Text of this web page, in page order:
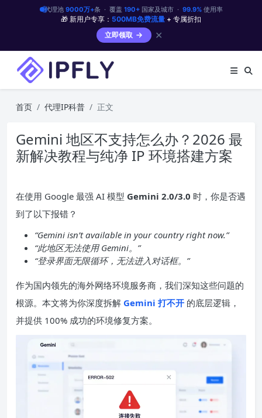
代理池 9000万+条 · 覆盖 190+国家及城市 · 99.9%使用率
🎁 新用户专享： 500MB免费流量 + 专属折扣
立即领取
✕
首页 代理IP科普 正文
Gemini 地区不支持怎么办？2026 最
新解决教程与纯净 IP 环境搭建方案
在使用 Google 最强 AI 模型 Gemini 2.0/3.0 时，你是否遇
到了以下报错？
“Gemini isn’t available in your country right now.”
“此地区无法使用 Gemini。”
“登录界面无限循环，无法进入对话框。”
作为国内领先的海外网络环境服务商，我们深知这些问题的
根源。本文将为你深度拆解 Gemini 打不开 的底层逻辑，
并提供 100% 成功的环境修复方案。